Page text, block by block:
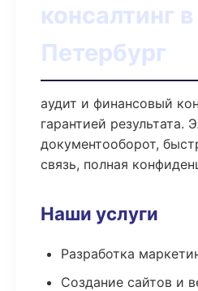
консалтинг
Петербург
аудит и финансовый
гарантией результата.
документооборот,
связь, полная
Наши услуги
Разработка
Создание сайтов и